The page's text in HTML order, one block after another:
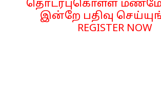
தொடர்புகொள்ள
இன்றே பதிவு
REGISTER NOW